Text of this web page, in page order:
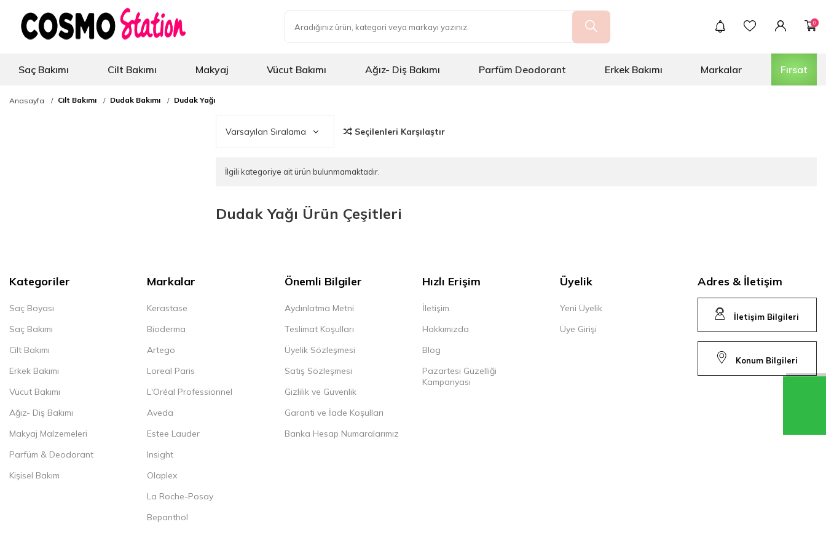
0
Saç Bakımı Cilt Bakımı Makyaj Vücut Bakımı Ağız- Diş Bakımı Parfüm Deodorant Erkek Bakımı Markalar Fırsat
Anasayfa Cilt Bakımı Dudak Bakımı Dudak Yağı
Seçilenleri Karşılaştır
İlgili kategoriye ait ürün bulunmamaktadır.
Dudak Yağı Ürün Çeşitleri
Kategoriler
Saç Boyası
Saç Bakımı
Cilt Bakımı
Erkek Bakımı
Vücut Bakımı
Ağız- Diş Bakımı
Makyaj Malzemeleri
Parfüm & Deodorant
Kişisel Bakım
Markalar
Kerastase
Bioderma
Artego
Loreal Paris
L'Oréal Professionnel
Aveda
Estee Lauder
Insight
Olaplex
La Roche-Posay
Bepanthol
Önemli Bilgiler
Aydınlatma Metni
Teslimat Koşulları
Üyelik Sözleşmesi
Satış Sözleşmesi
Gizlilik ve Güvenlik
Garanti ve İade Koşulları
Banka Hesap Numaralarımız
Hızlı Erişim
İletişim
Hakkımızda
Blog
Pazartesi Güzelliği
Kampanyası
Üyelik
Yeni Üyelik
Üye Girişi
Adres & İletişim
İletişim Bilgileri
Konum Bilgileri